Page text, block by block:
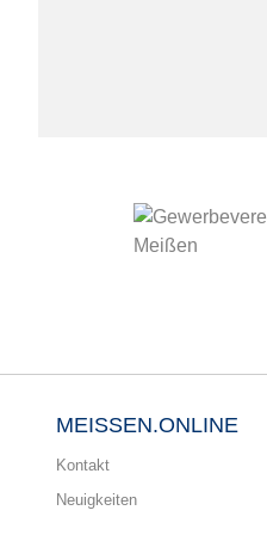
MEISSEN.ONLINE
Kontakt
Neuigkeiten